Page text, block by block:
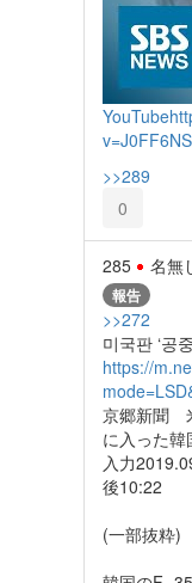
YouTube
>>289
0
285 名無
報告
>>272
미국판 ‘공
https://
京郷新聞
に入った韓
入力
後10:22
(一部抜粋)